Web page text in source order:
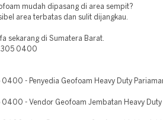
mudah dipasang di area sempit?
area terbatas dan sulit dijangkau.
sekarang di Sumatera Barat.
0400
0400 - Penyedia Geofoam Heavy Duty
0400 - Vendor Geofoam Jembatan Heavy